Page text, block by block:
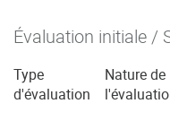
Évaluation initiale /
Type
d'évaluation
Nature de